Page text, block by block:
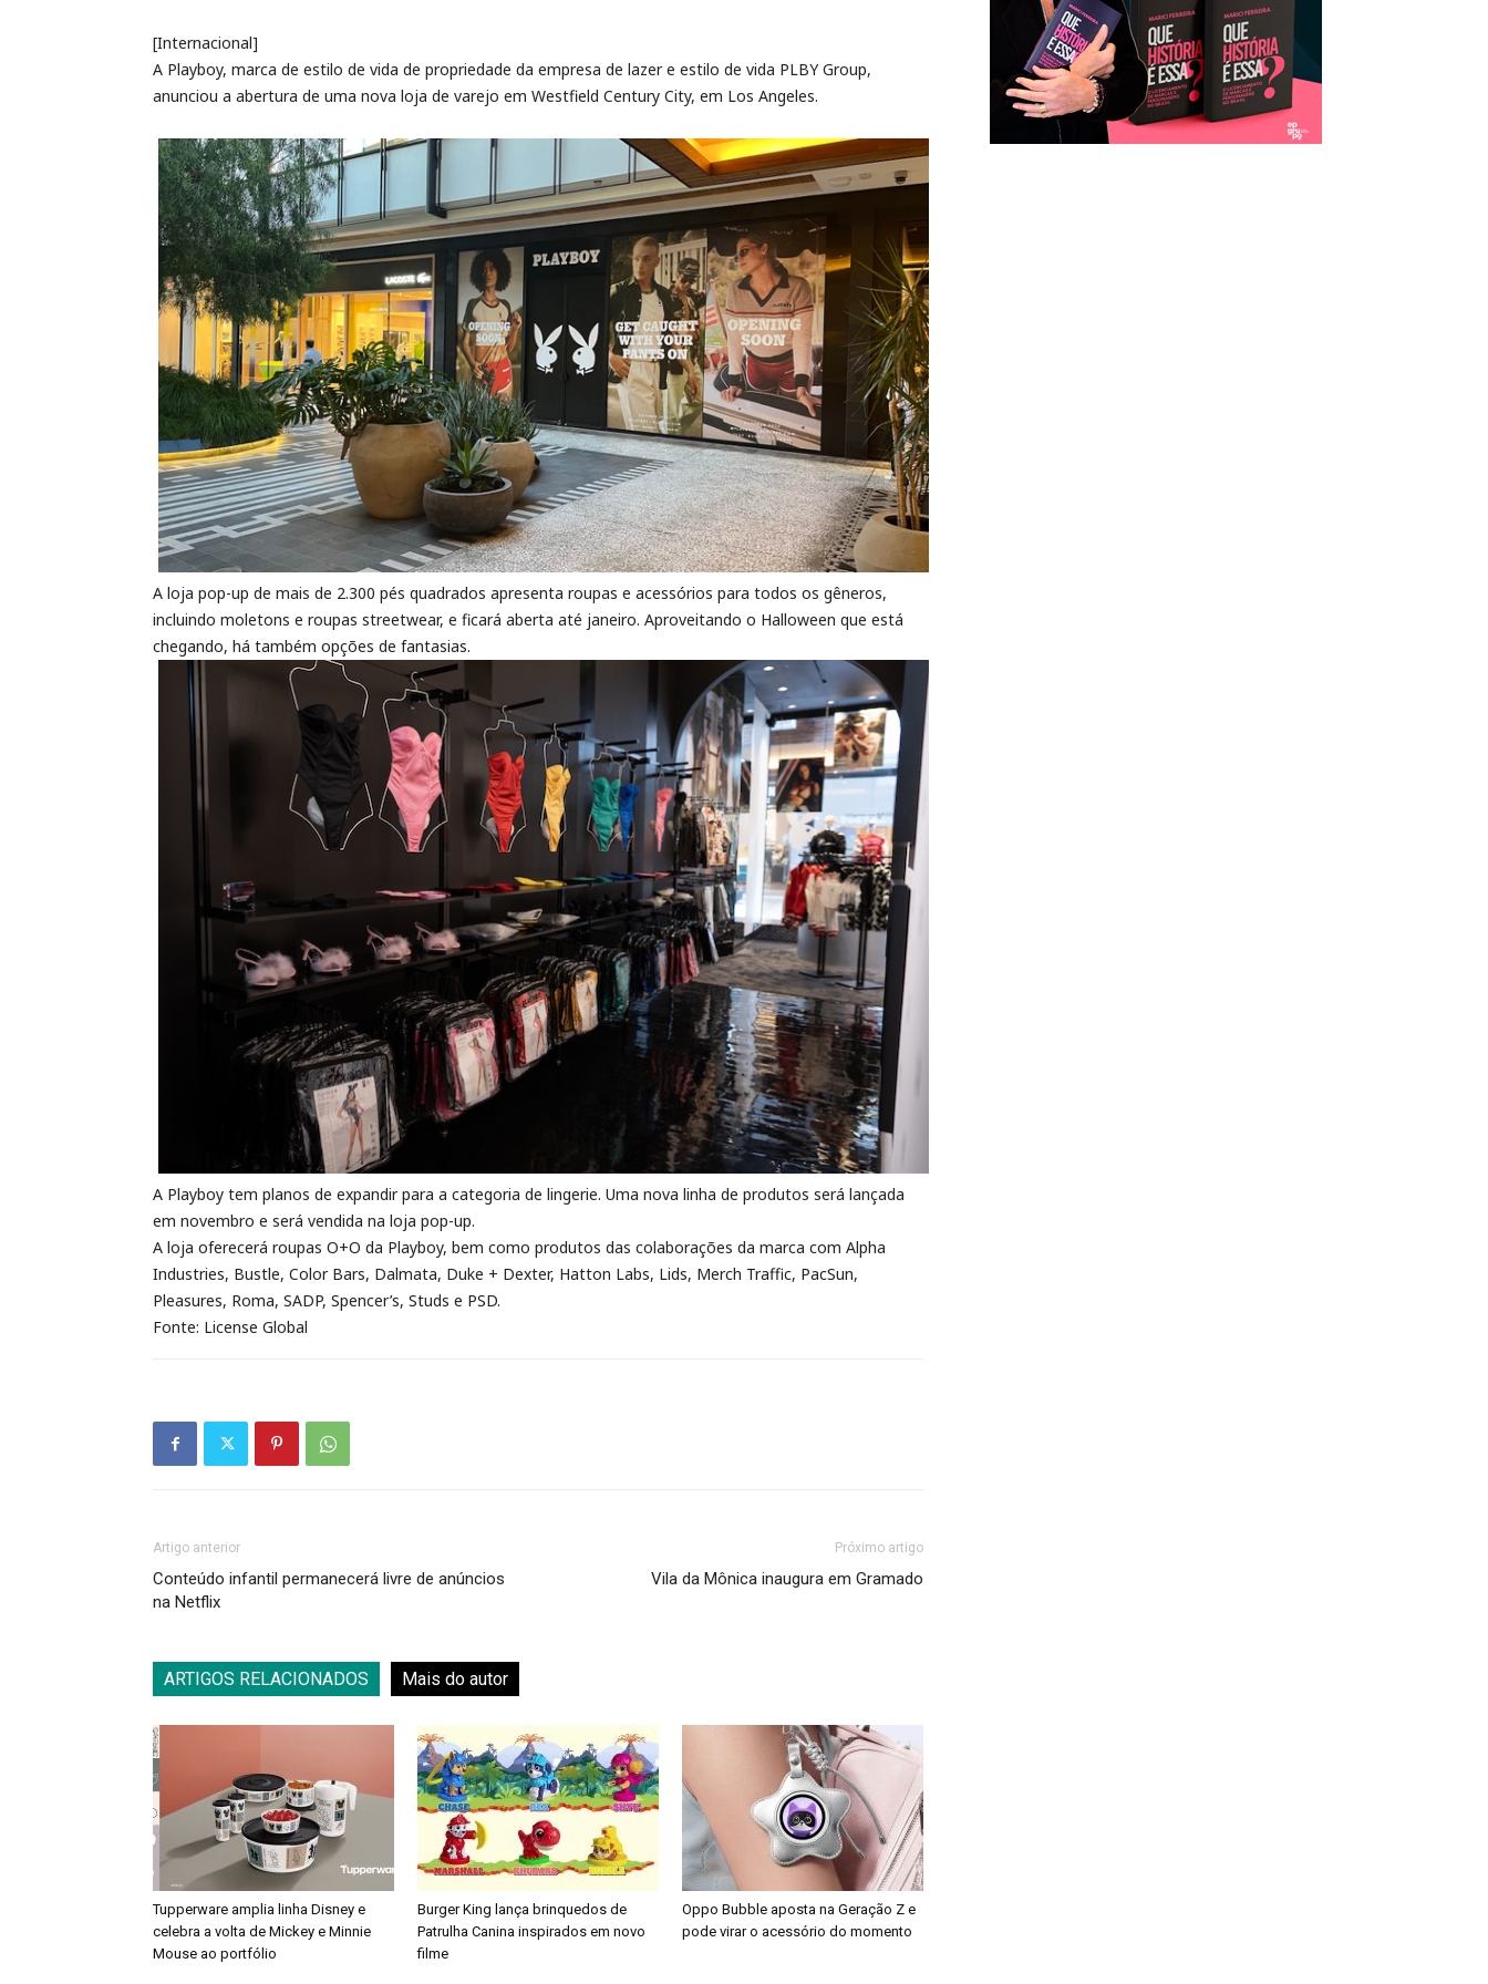
[Internacional]
A Playboy, marca de estilo de vida de propriedade da empresa de lazer e estilo de vida PLBY Group,
anunciou a abertura de uma nova loja de varejo em Westfield Century City, em Los Angeles.
A loja pop-up de mais de 2.300 pés quadrados apresenta roupas e acessórios para todos os gêneros,
incluindo moletons e roupas streetwear, e ficará aberta até janeiro. Aproveitando o Halloween que está
chegando, há também opções de fantasias.
A Playboy tem planos de expandir para a categoria de lingerie. Uma nova linha de produtos será lançada
em novembro e será vendida na loja pop-up.
A loja oferecerá roupas O+O da Playboy, bem como produtos das colaborações da marca com Alpha
Industries, Bustle, Color Bars, Dalmata, Duke + Dexter, Hatton Labs, Lids, Merch Traffic, PacSun,
Pleasures, Roma, SADP, Spencer’s, Studs e PSD.
Fonte: License Global
Artigo anterior
Conteúdo infantil permanecerá livre de anúncios
na Netflix
Próximo artigo
Vila da Mônica inaugura em Gramado
ARTIGOS RELACIONADOS Mais do autor
Tupperware amplia linha Disney e
celebra a volta de Mickey e Minnie
Mouse ao portfólio
Burger King lança brinquedos de
Patrulha Canina inspirados em novo
filme
Oppo Bubble aposta na Geração Z e
pode virar o acessório do momento